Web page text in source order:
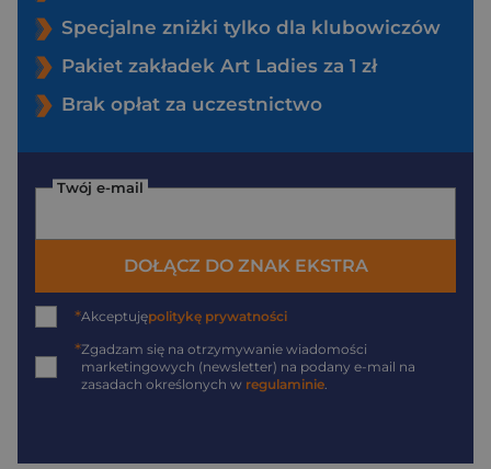
Specjalne zniżki tylko dla klubowiczów
Pakiet zakładek Art Ladies za 1 zł
Brak opłat za uczestnictwo
Twój e-mail
DOŁĄCZ DO ZNAK EKSTRA
*Akceptujępolitykę prywatności
*Zgadzam się na otrzymywanie wiadomości
marketingowych (newsletter) na podany e-mail na
zasadach określonych w regulaminie